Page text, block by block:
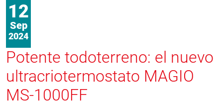
12
Sep
2024
Potente todoterreno: el nuevo
ultracriotermostato MAGIO
MS-1000FF